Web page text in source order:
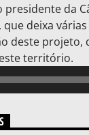
presidente da
deixa
deste projeto,
território.